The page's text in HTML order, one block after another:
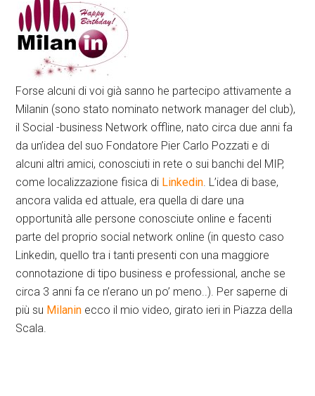
Forse alcuni di voi già sanno he partecipo attivamente a
Milanin (sono stato nominato network manager del club),
il Social -business Network offline, nato circa due anni fa
da un’idea del suo Fondatore Pier Carlo Pozzati e di
alcuni altri amici, conosciuti in rete o sui banchi del MIP,
come localizzazione fisica di Linkedin. L’idea di base,
ancora valida ed attuale, era quella di dare una
opportunità alle persone conosciute online e facenti
parte del proprio social network online (in questo caso
Linkedin, quello tra i tanti presenti con una maggiore
connotazione di tipo business e professional, anche se
circa 3 anni fa ce n’erano un po’ meno..). Per saperne di
più su Milanin ecco il mio video, girato ieri in Piazza della
Scala.